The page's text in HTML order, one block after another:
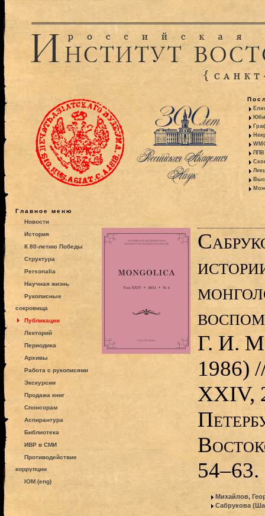
ППВ
Главное меню
Новости
История
К 80-летию Победы
Структура
Personalia
Научная жизнь
Рукописные
сокровища
Публикации
Лекторий
Периодика
Архивы
Работа с рукописями
Экскурсии
Продажа книг
Спонсорам
Аспирантура
Библиотека
ИВР в СМИ
Противодействие
коррупции
IOM (eng)
Г. И.
1986)
XXIV,
54–63.
Михайлов,
Сабрукова